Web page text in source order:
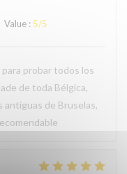
Value :5/5
probar todos los
de toda Bélgica,
antiguas de Bruselas,